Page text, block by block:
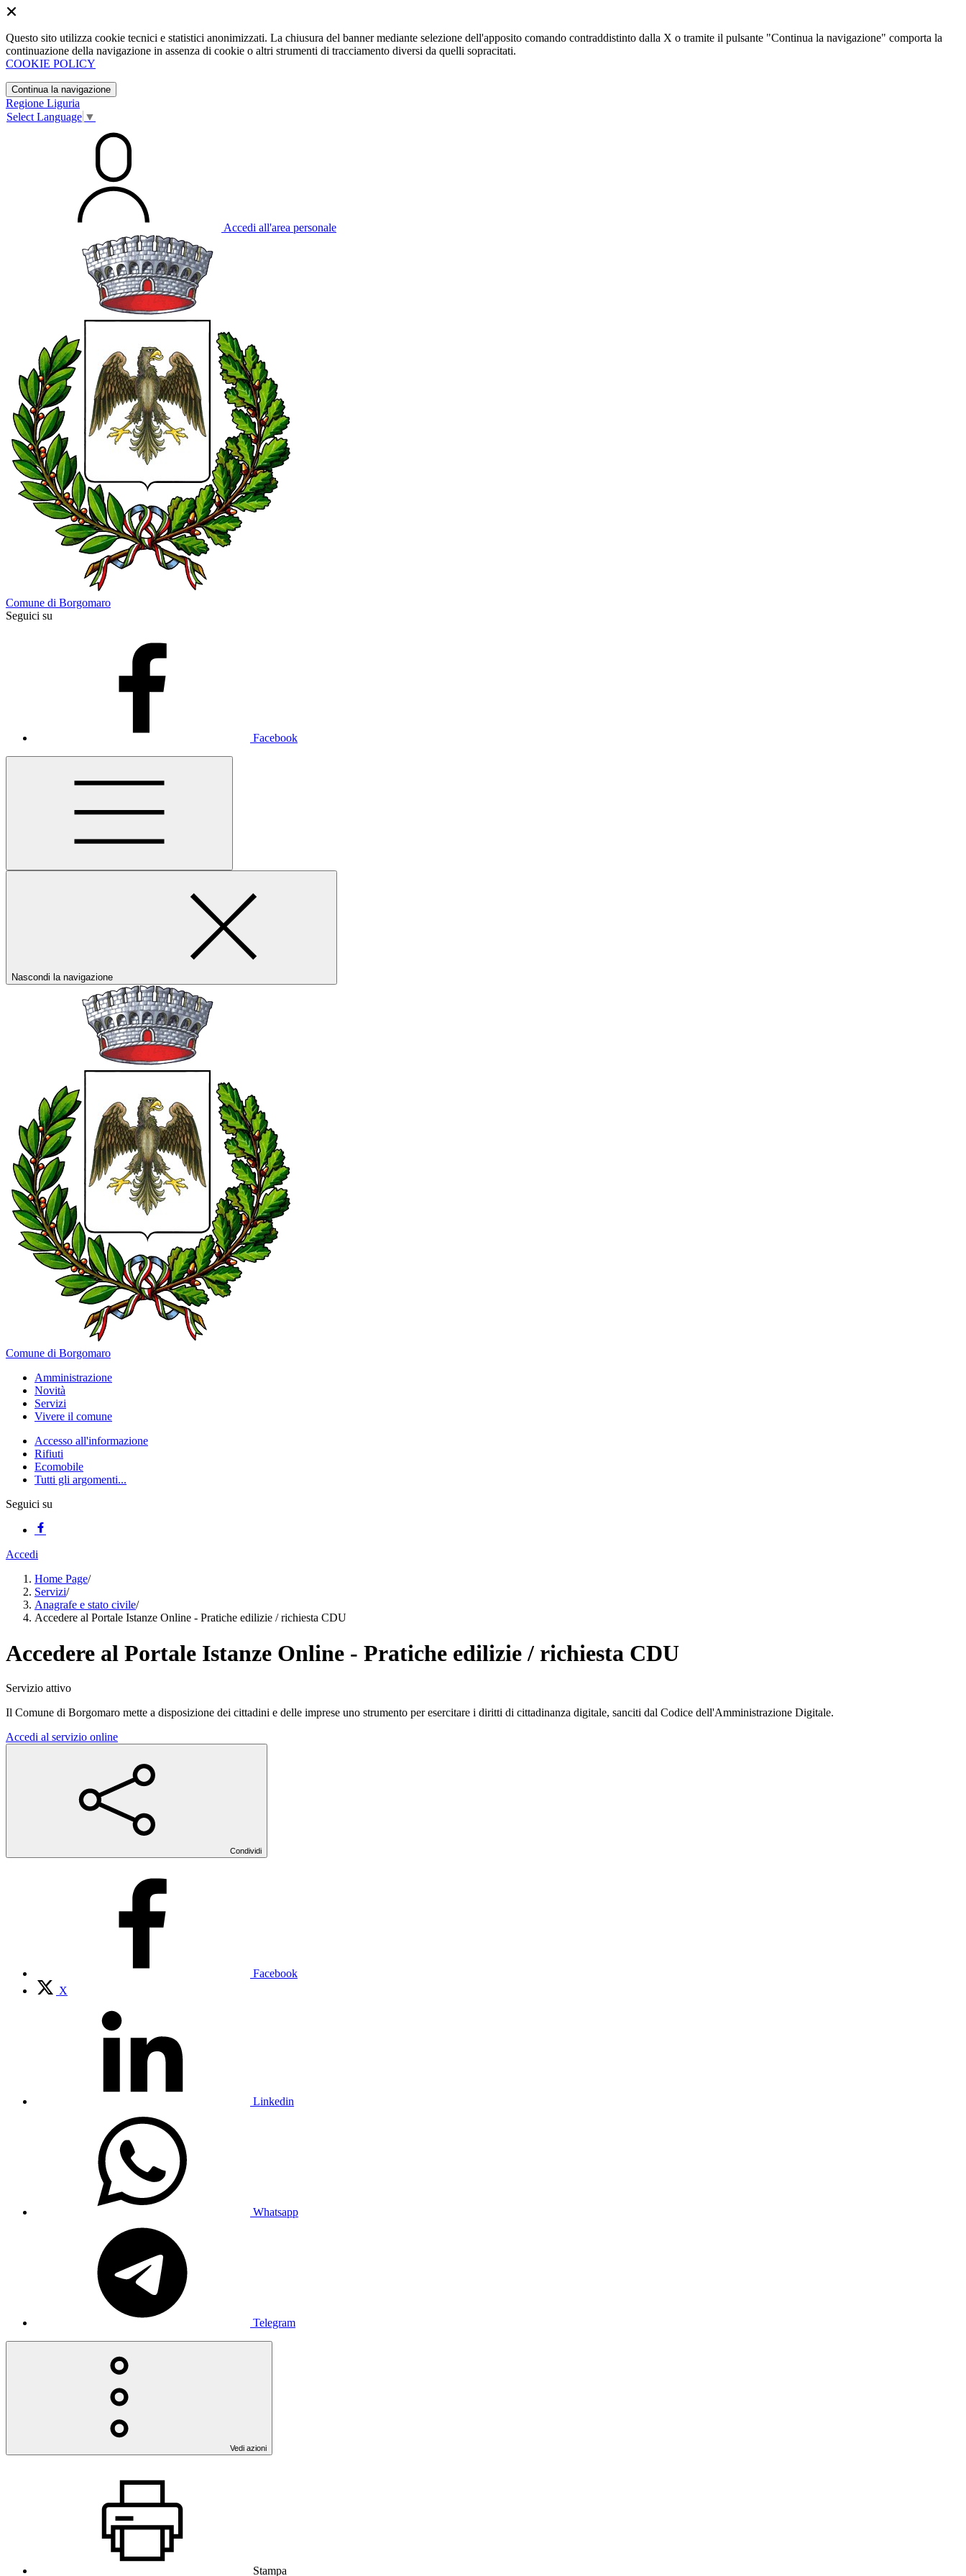
Questo sito utilizza cookie tecnici e statistici anonimizzati. La chiusura del banner mediante selezione dell'apposito comando contraddistinto dalla X o tramite il pulsante "Continua la navigazione" comporta la
continuazione della navigazione in assenza di cookie o altri strumenti di tracciamento diversi da quelli sopracitati.
COOKIE POLICY
Continua la navigazione
Regione Liguria
Select Language ▼
Accedi all'area personale
Comune di Borgomaro
Seguici su
Facebook
Nascondi la navigazione
Comune di Borgomaro
Amministrazione
Novità
Servizi
Vivere il comune
Accesso all'informazione
Rifiuti
Ecomobile
Tutti gli argomenti...
Seguici su
Accedi
Home Page/
Servizi/
Anagrafe e stato civile/
Accedere al Portale Istanze Online - Pratiche edilizie / richiesta CDU
Accedere al Portale Istanze Online - Pratiche edilizie / richiesta CDU
Servizio attivo
Il Comune di Borgomaro mette a disposizione dei cittadini e delle imprese uno strumento per esercitare i diritti di cittadinanza digitale, sanciti dal Codice dell'Amministrazione Digitale.
Accedi al servizio online
Condividi
Facebook
X
Linkedin
Whatsapp
Telegram
Vedi azioni
Stampa